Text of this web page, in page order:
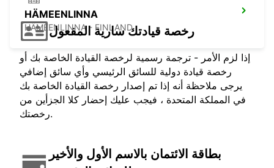
HÄMEENLINNA
HÄMEENLINNA - FINLAND
رخصة قيادتك سارية المفعول
إذا لزم الأمر - ترجمة رسمية لرخصة القيادة الخاصة بك أو
رخصة قيادة دولية للسائق الرئيسي وأي سائق إضافي
يرجى ملاحظة أنه إذا تم إصدار رخصة القيادة الخاصة بك
في المملكة المتحدة ، فيجب عليك إحضار كلا الجزأين من
رخصتك.
بطاقة الائتمان بالاسم الأول والأخير